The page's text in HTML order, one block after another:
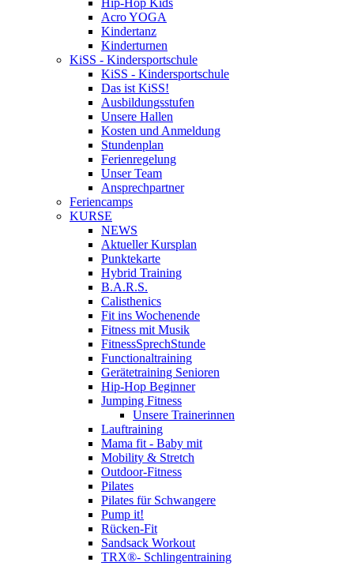
Hip-Hop Kids
Acro YOGA
Kindertanz
Kinderturnen
KiSS - Kindersportschule
KiSS - Kindersportschule
Das ist KiSS!
Ausbildungsstufen
Unsere Hallen
Kosten und Anmeldung
Stundenplan
Ferienregelung
Unser Team
Ansprechpartner
Feriencamps
KURSE
NEWS
Aktueller Kursplan
Punktekarte
Hybrid Training
B.A.R.S.
Calisthenics
Fit ins Wochenende
Fitness mit Musik
FitnessSprechStunde
Functionaltraining
Gerätetraining Senioren
Hip-Hop Beginner
Jumping Fitness
Unsere Trainerinnen
Lauftraining
Mama fit - Baby mit
Mobility & Stretch
Outdoor-Fitness
Pilates
Pilates für Schwangere
Pump it!
Rücken-Fit
Sandsack Workout
TRX®- Schlingentraining